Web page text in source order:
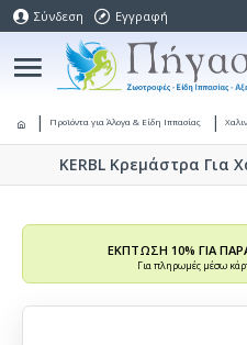
Σύνδεση Εγγραφή
Προϊόντα για Άλογα & Είδη Ιππασίας
KERBL Κρεμάστρα Για
ΕΚΠΤΩΣΗ 10% ΓΙΑ
Για πληρωμές μέσω